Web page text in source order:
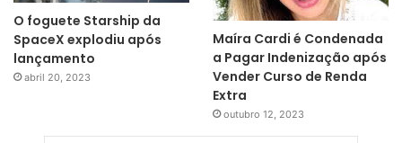
O foguete Starship da
SpaceX explodiu após
lançamento
abril 20, 2023
Maíra Cardi é Condenada
a Pagar Indenização após
Vender Curso de Renda
Extra
outubro 12, 2023